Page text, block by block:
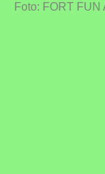
Foto: FORT FUN